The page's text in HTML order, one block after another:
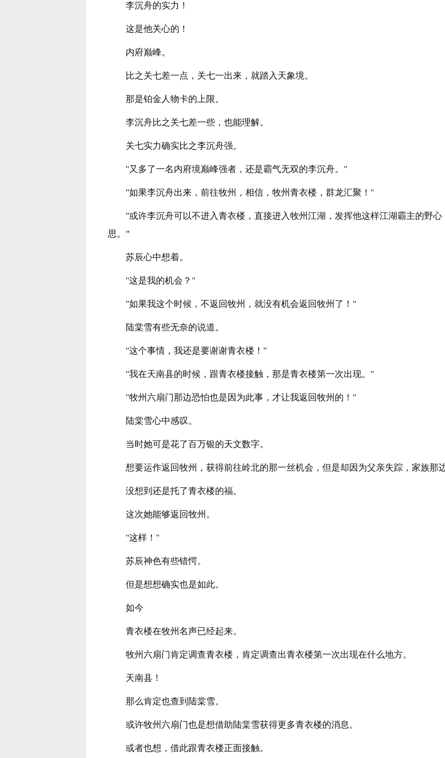
李沉舟的实力！
这是他关心的！
内府巅峰。
比之关七差一点，关七一出来，就踏入天象境。
那是铂金人物卡的上限。
李沉舟比之关七差一些，也能理解。
关七实力确实比之李沉舟强。
"又多了一名内府境巅峰强者，还是霸气无双的李沉舟。"
"如果李沉舟出来，前往牧州，相信，牧州青衣楼，群龙汇聚！"
"或许李沉舟可以不进入青衣楼，直接进入牧州江湖，发挥他这样江湖霸主的野
思。”
苏辰心中想着。
"这是我的机会？"
"如果我这个时候，不返回牧州，就没有机会返回牧州了！"
陆棠雪有些无奈的说道。
"这个事情，我还是要谢谢青衣楼！"
"我在天南县的时候，跟青衣楼接触，那是青衣楼第一次出现。"
"牧州六扇门那边恐怕也是因为此事，才让我返回牧州的！"
陆棠雪心中感叹。
当时她可是花了百万银的天文数字。
想要运作返回牧州，获得前往岭北的那一丝机会，但是却因为父亲失踪，家族那
没想到还是托了青衣楼的福。
这次她能够返回牧州。
"这样！"
苏辰神色有些错愕。
但是想想确实也是如此。
如今
青衣楼在牧州名声已经起来。
牧州六扇门肯定调查青衣楼，肯定调查出青衣楼第一次出现在什么地方。
天南县！
那么肯定也查到陆棠雪。
或许牧州六扇门也是想借助陆棠雪获得更多青衣楼的消息。
或者也想，借此跟青衣楼正面接触。